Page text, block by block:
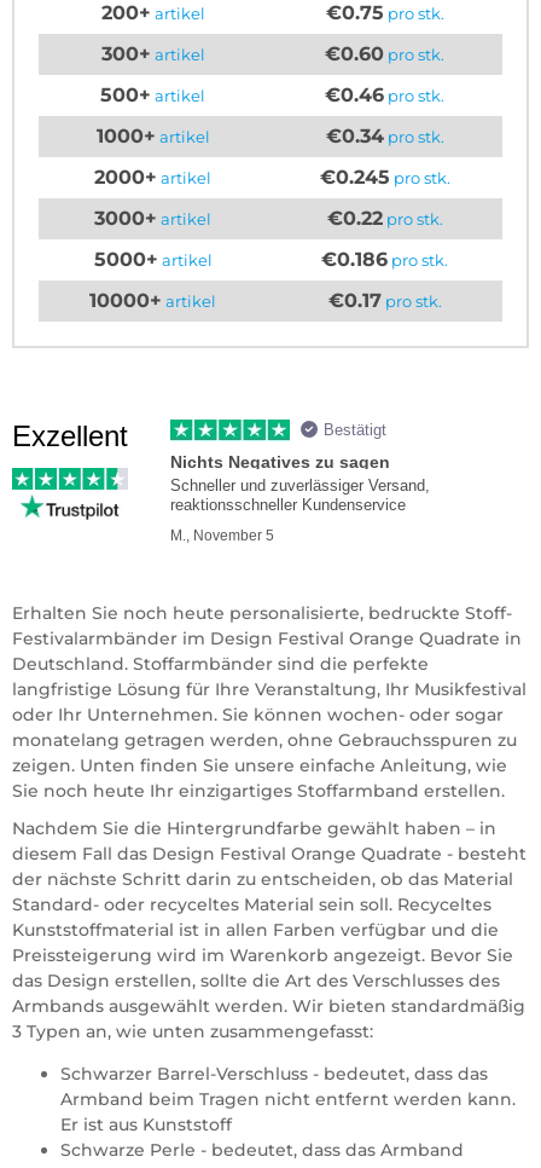
200+ artikel €0.75 pro stk.
300+ artikel €0.60 pro stk.
500+ artikel €0.46 pro stk.
1000+ artikel €0.34pro stk.
2000+ artikel €0.245 pro stk.
3000+ artikel €0.22pro stk.
5000+ artikel €0.186 pro stk.
10000+ artikel €0.17pro stk.
Exzellent Bestätigt
Nichts Negatives zu sagen
Schneller und zuverlässiger Versand,
reaktionsschneller Kundenservice
M., November 5
Erhalten Sie noch heute personalisierte, bedruckte Stoff-
Festivalarmbänder im Design Festival Orange Quadrate in
Deutschland. Stoffarmbänder sind die perfekte
langfristige Lösung für Ihre Veranstaltung, Ihr Musikfestival
oder Ihr Unternehmen. Sie können wochen- oder sogar
monatelang getragen werden, ohne Gebrauchsspuren zu
zeigen. Unten finden Sie unsere einfache Anleitung, wie
Sie noch heute Ihr einzigartiges Stoffarmband erstellen.
Nachdem Sie die Hintergrundfarbe gewählt haben – in
diesem Fall das Design Festival Orange Quadrate - besteht
der nächste Schritt darin zu entscheiden, ob das Material
Standard- oder recyceltes Material sein soll. Recyceltes
Kunststoffmaterial ist in allen Farben verfügbar und die
Preissteigerung wird im Warenkorb angezeigt. Bevor Sie
das Design erstellen, sollte die Art des Verschlusses des
Armbands ausgewählt werden. Wir bieten standardmäßig
3 Typen an, wie unten zusammengefasst:
Schwarzer Barrel-Verschluss - bedeutet, dass das
Armband beim Tragen nicht entfernt werden kann.
Er ist aus Kunststoff
Schwarze Perle - bedeutet, dass das Armband